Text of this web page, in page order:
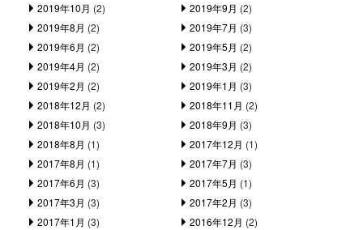
2019年10月 (2) 2019年9月 (2)
2019年8月 (2) 2019年7月 (3)
2019年6月 (2) 2019年5月 (2)
2019年4月 (2) 2019年3月 (2)
2019年2月 (2) 2019年1月 (3)
2018年12月 (2) 2018年11月 (2)
2018年10月 (3) 2018年9月 (3)
2018年8月 (1) 2017年12月 (1)
2017年8月 (1) 2017年7月 (3)
2017年6月 (3) 2017年5月 (1)
2017年3月 (3) 2017年2月 (3)
2017年1月 (3) 2016年12月 (2)